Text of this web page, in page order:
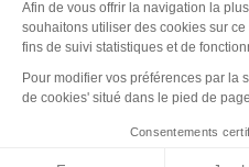
Prestations
Ce contenu